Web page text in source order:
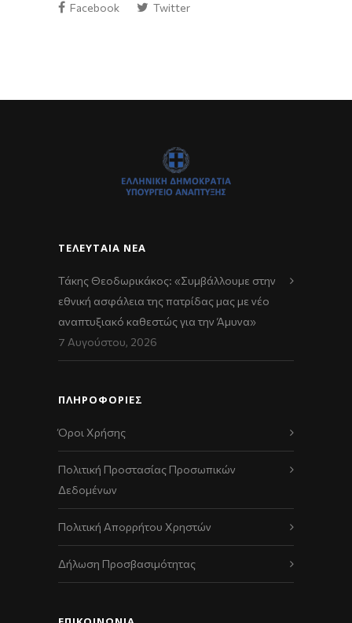
Facebook Twitter
ΤΕΛΕΥΤΑΊΑ ΝΈΑ
Τάκης Θεοδωρικάκος: «Συμβάλλουμε στην
εθνική ασφάλεια της πατρίδας μας με νέο
αναπτυξιακό καθεστώς για την Άμυνα»
7 Αυγούστου, 2026
ΠΛΗΡΟΦΟΡΙΕΣ
Όροι Χρήσης
Πολιτική Προστασίας Προσωπικών
Δεδομένων
Πολιτική Απορρήτου Χρηστών
Δήλωση Προσβασιμότητας